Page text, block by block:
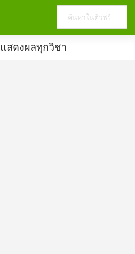
website
แสดงผลทุกวิชา